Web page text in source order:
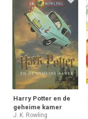
Harry Potter en de
geheime kamer
J. K. Rowling